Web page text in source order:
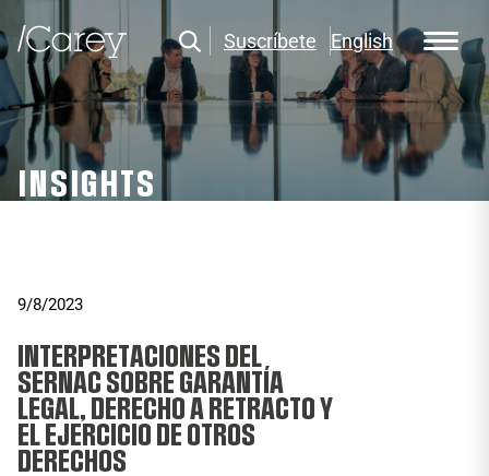
Suscríbete English
INSIGHTS
9/8/2023
INTERPRETACIONES DEL
SERNAC SOBRE GARANTÍA
LEGAL, DERECHO A RETRACTO Y
EL EJERCICIO DE OTROS
DERECHOS